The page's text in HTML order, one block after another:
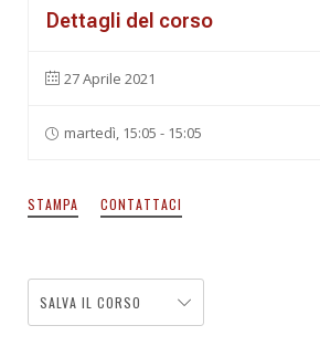
Dettagli del corso
27 Aprile 2021
martedì, 15:05 - 15:05
STAMPA CONTATTACI
SALVA IL CORSO